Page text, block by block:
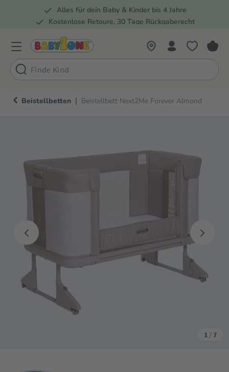
Zur Hauptnavigation springen
Alles für dein Baby & Kinder bis 4 Jahre
Kostenlose Retoure, 30 Tage Rückgaberecht
Beistellbetten | Beistellbett Next2Me Forever Almond
1 /7